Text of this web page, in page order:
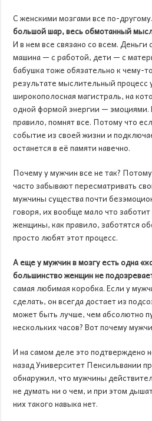
С женскими мозгами все по-другому.
большой шар, весь обмотанный
И в нем все связано со всем. Деньги
машина — с работой, дети — с
бабушка тоже обязательно к чему-
результате мыслительный процесс
широкополосная магистраль, на
одной формой энергии — эмоциями.
правило, помнят все. Потому что
событие из своей жизни и
останется в её памяти навечно.
Почему у мужчин все не так?
часто забывают пересматривать
мужчины существа почти
говоря, их вообще мало что
женщины, как правило, заботятся
просто любят этот процесс.
А еще у мужчин в мозгу есть одна
большинство женщин не
самая любимая коробка. Если у
сделать, он всегда достает из
может быть лучше, чем абсолютно
нескольких часов? Вот почему
И на самом деле это подтверждено
назад Университет Пенсильвании
обнаружил, что мужчины
не думать ни о чем, и при этом
них такого навыка нет.